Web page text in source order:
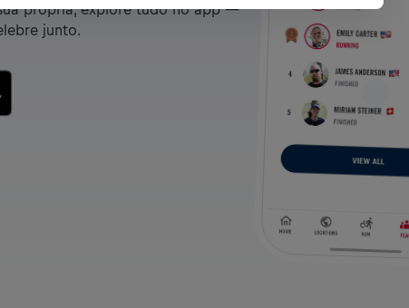
própria, explore tudo no app —
junto.